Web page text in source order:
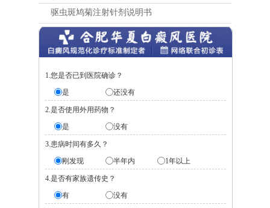
驱虫斑鸠菊注射针剂说明书
1.您是否已到医院确诊？
是
还没有
2.是否使用外用药物？
是
没有
3.患病时间有多久？
刚发现
半年内 1年以上
4.是否有家族遗传史？
有
没有